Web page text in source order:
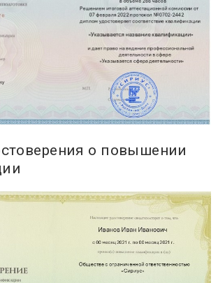
о повышении